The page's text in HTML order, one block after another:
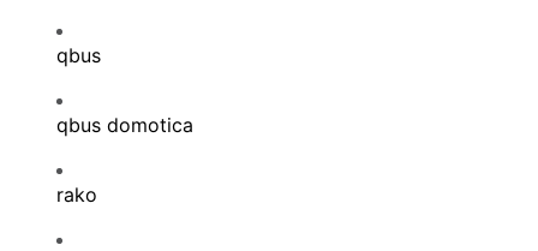
qbus
qbus domotica
rako